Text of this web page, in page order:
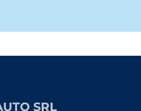
SRL